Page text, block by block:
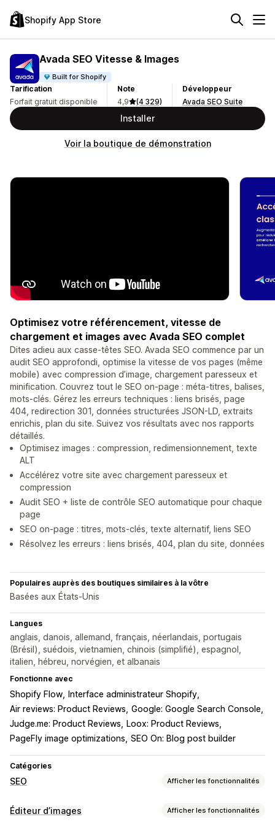
Shopify App Store
Avada SEO Vitesse & Images
Built for Shopify
Tarification
Forfait gratuit disponible
Note
4,9
(4 329)
Développeur
Avada SEO Suite
Installer
Voir la boutique de démonstration
Optimisez votre référencement, vitesse de
chargement et images avec Avada SEO complet
Dites adieu aux casse-têtes SEO. Avada SEO commence par un
audit SEO approfondi, optimise la vitesse de vos pages (même
mobile) avec compression d’image, chargement paresseux et
minification. Couvrez tout le SEO on-page : méta-titres, balises,
mots-clés. Gérez les erreurs techniques : liens brisés, page
404, redirection 301, données structurées JSON-LD, extraits
enrichis, plan du site. Suivez vos résultats avec nos rapports
détaillés.
Optimisez images : compression, redimensionnement, texte
ALT
Accélérez votre site avec chargement paresseux et
compression
Audit SEO + liste de contrôle SEO automatique pour chaque
page
SEO on-page : titres, mots-clés, texte alternatif, liens SEO
Résolvez les erreurs : liens brisés, 404, plan du site, données
Populaires auprès des boutiques similaires à la vôtre
Basées aux États-Unis
Langues
anglais, danois, allemand, français, néerlandais, portugais
(Brésil), suédois, vietnamien, chinois (simplifié), espagnol,
italien, hébreu, norvégien, et albanais
Fonctionne avec
Shopify Flow
Interface administrateur Shopify
Air reviews: Product Reviews Google: Google Search Console
Judge.me: Product Reviews
Loox: Product Reviews
PageFly image optimizations SEO On: Blog post builder
Catégories
SEO Afficher les fonctionnalités
Outils SEO
Éditeur d’images Afficher les fonctionnalités